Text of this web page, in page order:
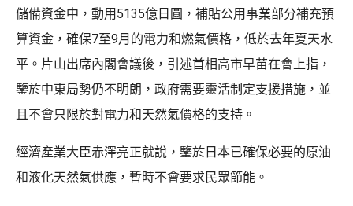
儲備資金中，動用5135億日圓，補貼公用事業部分補充預
算資金，確保7至9月的電力和燃氣價格，低於去年夏天水
平。片山出席內閣會議後，引述首相高市早苗在會上指，
鑒於中東局勢仍不明朗，政府需要靈活制定支援措施，並
且不會只限於對電力和天然氣價格的支持。
經濟產業大臣赤澤亮正就說，鑒於日本已確保必要的原油
和液化天然氣供應，暫時不會要求民眾節能。